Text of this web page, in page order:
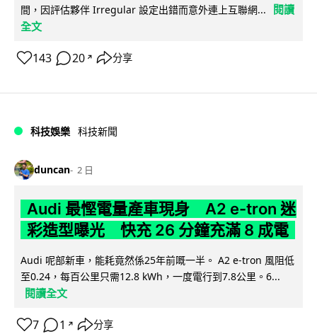
間，因評估夥伴 Irregular 設定出錯而意外連上互聯網...
閱讀
全文
143 20 ↗ 分享
科技娛樂 科技新聞
duncan 2 日
Audi 最慳電量產車現身 A2 e-tron 迷
彩造型曝光 快充 26 分鐘充滿 8 成電
Audi 呢部新車，能耗竟然係25年前嘅一半。 A2 e-tron 風阻低
至0.24，每百公里只需12.8 kWh，一度電行到7.8公里。6...
閱讀全文
7 1 ↗ 分享